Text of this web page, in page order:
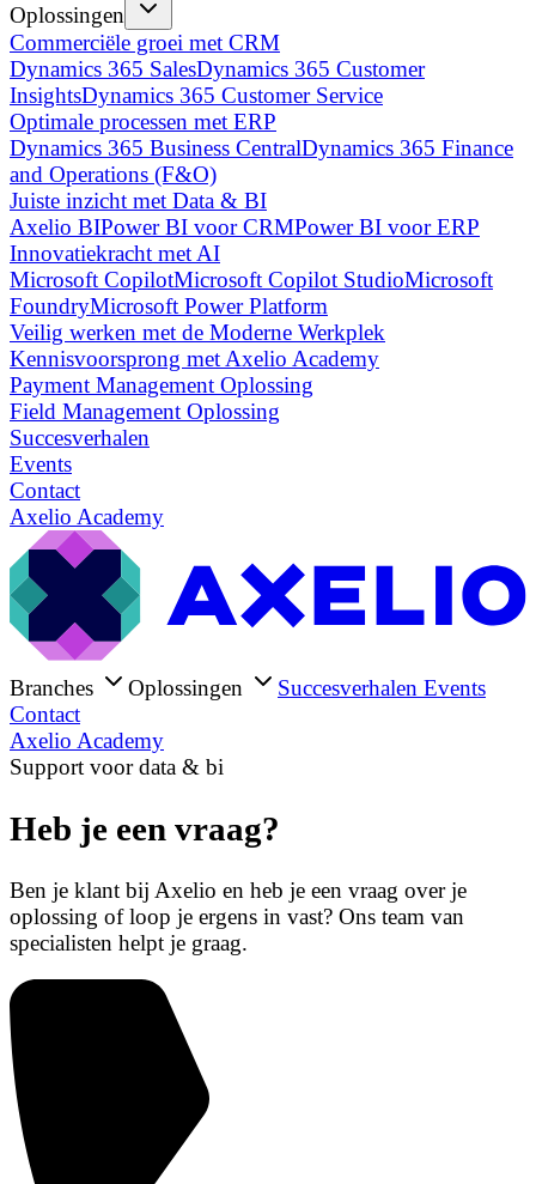
Oplossingen
Commerciële groei met CRM
Dynamics 365 SalesDynamics 365 Customer
InsightsDynamics 365 Customer Service
Optimale processen met ERP
Dynamics 365 Business CentralDynamics 365 Finance
and Operations (F&O)
Juiste inzicht met Data & BI
Axelio BIPower BI voor CRMPower BI voor ERP
Innovatiekracht met AI
Microsoft CopilotMicrosoft Copilot StudioMicrosoft
FoundryMicrosoft Power Platform
Veilig werken met de Moderne Werkplek
Kennisvoorsprong met Axelio Academy
Payment Management Oplossing
Field Management Oplossing
Succesverhalen
Events
Contact
Axelio Academy
Branches Oplossingen Succesverhalen Events
Contact
Axelio Academy
Support voor data & bi
Heb je een vraag?
Ben je klant bij Axelio en heb je een vraag over je
oplossing of loop je ergens in vast? Ons team van
specialisten helpt je graag.